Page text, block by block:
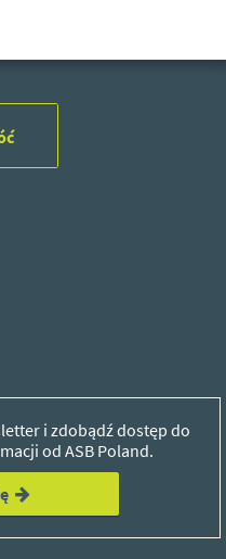
i zdobądź dostęp do
od ASB Poland.